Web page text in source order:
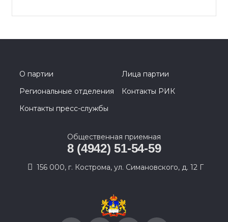
О партии
Лица партии
Региональные отделения
Контакты РИК
Контакты пресс-службы
Общественная приемная
8 (4942) 51-54-59
156 000, г. Кострома, ул. Симановского, д. 12 Г